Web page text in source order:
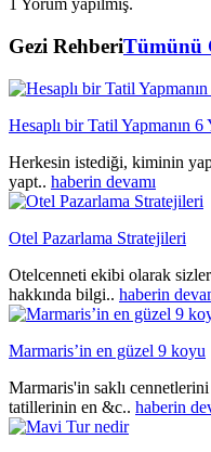
1 Yorum yapılmış.
Gezi RehberiTümünü
Hesaplı bir Tatil Yapmanın 6
Herkesin istediği, kiminin
yapt.. haberin devamı
Otel Pazarlama Stratejileri
Otelcenneti ekibi olarak
hakkında bilgi.. haberin
Marmaris’in en güzel 9 koyu
Marmaris'in saklı
tatillerinin en &c.. haberin